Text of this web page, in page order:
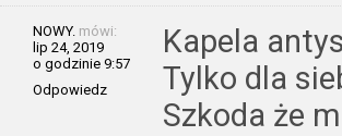
NOWY. mówi:
lip 24, 2019
o godzinie 9:57
Odpowiedz
Kapela
Tylko dla
Szkoda że